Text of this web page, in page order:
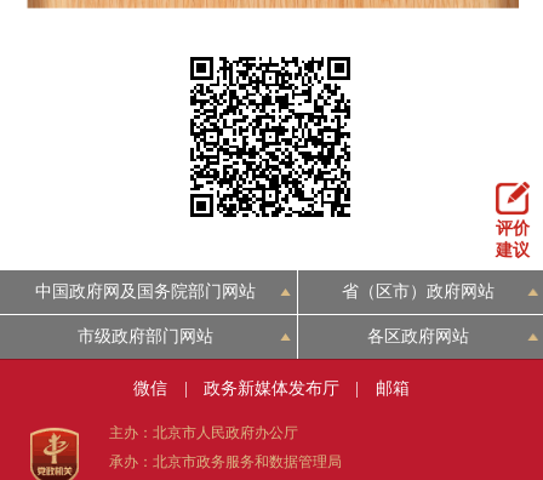
评价
建议
中国政府网及国务院部门网站 省（区市）政府网站
市级政府部门网站 各区政府网站
微信 | 政务新媒体发布厅 | 邮箱
主办：北京市人民政府办公厅
承办：北京市政务服务和数据管理局